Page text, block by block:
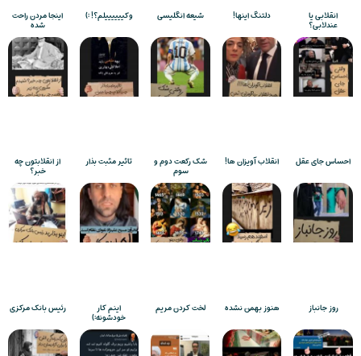
انقلابی یا
عندلابی؟
دلتنگ اینها! شیعه انگلیسی وکییییییلم؟! :) اینجا مردن راحت
شده
احساس جای عقل انقلاب آویزان ها! شک رکعت دوم و
سوم
تاثیر مثبت بذار از انقلابتون چه
خبر؟
روز جانباز هنوز بهمن نشده لخت کردن مریم اینم کار
خودشونه:)
رئیس بانک مرکزی